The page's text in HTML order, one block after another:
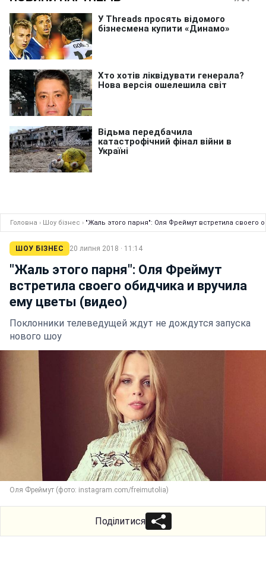
Головна › Шоу бізнес › "Жаль этого парня": Оля Фреймут встретила своего
ШОУ БІЗНЕС 20 липня 2018 · 11:14
"Жаль этого парня": Оля Фреймут
встретила своего обидчика и вручила
ему цветы (видео)
Поклонники телеведущей ждут не дождутся запуска
нового шоу
Оля Фреймут (фото: instagram.com/freimutolia)
Поділитися